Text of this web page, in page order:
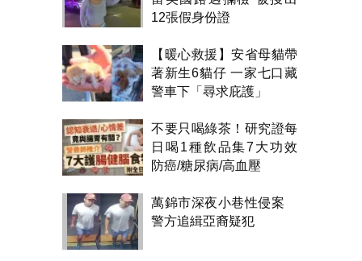
12張假身份證
【暖心救援】安省母貓帶
著新生6貓仔 一家七口藏
警車下「尋求庇護」
不要只喝綠茶！研究證每
日喝1種飲品集7大功效
防癌/糖尿病/高血壓
萬錦市深夜小巷性侵案
警方追緝亞裔疑犯